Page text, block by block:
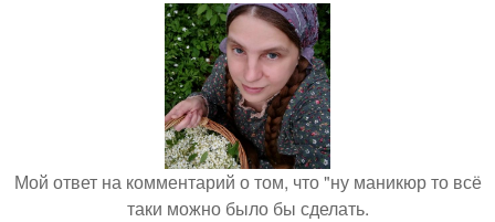
Мой ответ на комментарий о том, что "ну маникюр то всё
таки можно было бы сделать.